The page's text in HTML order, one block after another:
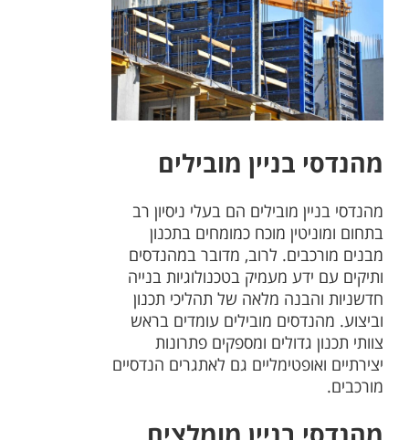
מהנדסי בניין מובילים
מהנדסי בניין מובילים הם בעלי ניסיון רב
בתחום ומוניטין מוכח כמומחים בתכנון
מבנים מורכבים. לרוב, מדובר במהנדסים
ותיקים עם ידע מעמיק בטכנולוגיות בנייה
חדשניות והבנה מלאה של תהליכי תכנון
וביצוע. מהנדסים מובילים עומדים בראש
צוותי תכנון גדולים ומספקים פתרונות
יצירתיים ואופטימליים גם לאתגרים הנדסיים
מורכבים.